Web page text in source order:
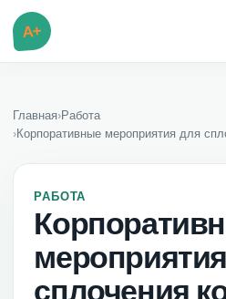
A+
Главная›Работа
›Корпоративные мероприятия для
РАБОТА
сплочения